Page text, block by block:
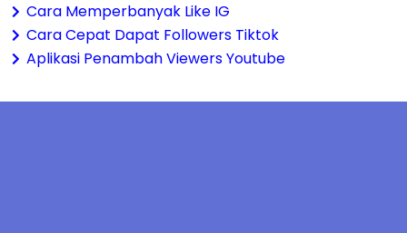
Cara Memperbanyak Like IG
Cara Cepat Dapat Followers Tiktok
Aplikasi Penambah Viewers Youtube